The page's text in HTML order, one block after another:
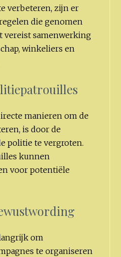
verbeteren, zijn er
die genomen
vereist samenwerking
winkeliers en
manieren om de
is door de
politie te vergroten.
kunnen
voor potentiële
om
te organiseren